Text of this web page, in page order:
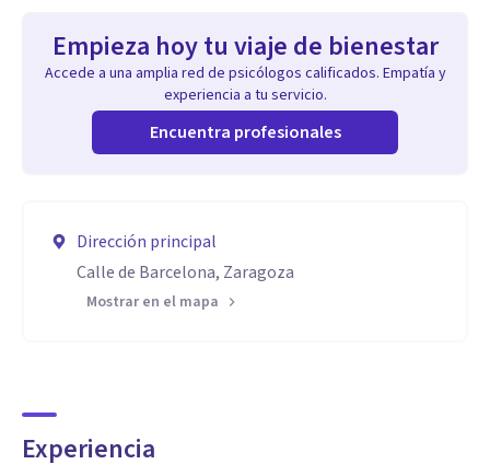
Empieza hoy tu viaje de bienestar
Accede a una amplia red de psicólogos calificados. Empatía y
experiencia a tu servicio.
Encuentra profesionales
Dirección principal
Calle de Barcelona, Zaragoza
Mostrar en el mapa
Experiencia